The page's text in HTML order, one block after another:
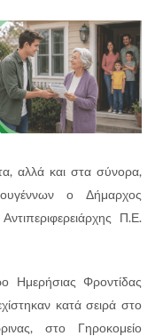
αλλά και στα σύνορα,
ο Δήμαρχος
Π.Ε.
Ημερήσιας Φροντίδας
κατά σειρά στο
στο Γηροκομείο